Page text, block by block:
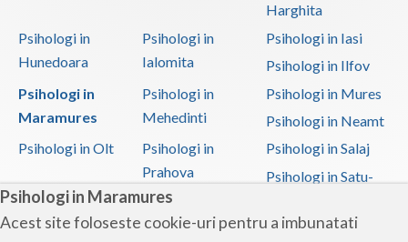
Psihologi in Maramures
Acest site foloseste cookie-uri pentru a imbunatati
Harghita
Psihologi in
Hunedoara
Psihologi in
Ialomita
Psihologi in Iasi
Psihologi in Ilfov
Psihologi in
Maramures
Psihologi in
Mehedinti
Psihologi in Mures
Psihologi in Neamt
Psihologi in Olt
Psihologi in
Prahova
Psihologi in Salaj
Psihologi in Satu-
Psihologi in Sibiu
Psihologi in
Psihologi in